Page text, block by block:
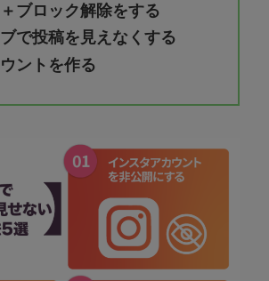
ブロック解除をする
で投稿を見えなくする
ントを作る